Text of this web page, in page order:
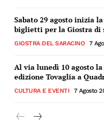
Sabato 29 agosto inizia
biglietti per la Giostra di
GIOSTRA DEL SARACINO 7
Al via lunedì 10 agosto
edizione Tovaglia a
CULTURA E EVENTI 7 Agosto